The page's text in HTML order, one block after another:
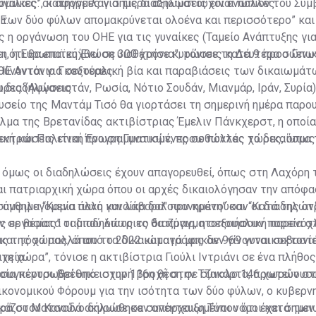
οι αφορμές για τις διαδηλώσεις είναι πολλές.
κατήγγειλαν σήμερα αξιωματούχοι ενώπιον του
δύο φύλων απομακρύνεται ολοένα και περισσότερο” και
οργάνωση του ΟΗΕ για τις γυναίκες (Ταμείο Ανάπτυξης για
ότι θα επιτευχθεί σε 300 χρόνια”, τόνισε τη Δευτέρα ο
Αντόνιο Γκουτέρες.
η Ευρωπαϊκή Ένωση υιοθέτησε κυρώσεις κατά 9
για σεξουαλική βία και παραβιάσεις των
(Αφγανιστάν, Ρωσία, Νότιο Σουδάν, Μιανμάρ, Ιράν, Συρία).
διαδηλώσεις
της Μαντάμ Τισό θα γιορτάσει τη σημερινή ημέρα
της Βρετανίδας ακτιβίστριας Έμελιν Πάνκχερστ, η
και Πολιτική Ένωση Γυναικών, προωθώντας το
είναι προγραμματισμένες σε πολλές χώρες,
οι διαδηλώσεις έχουν απαγορευθεί, όπως στη Λαχόρη
πατριαρχική χώρα όπου οι αρχές δικαιολόγησαν την
αμφιλεγόμενα πανό και λάβαρα" που κρατούσαν οι
σε θέματα ταμπού όπως το διαζύγιο, η σεξουαλική
“Καμία άλλη γυναίκα δολοφονημένη” και “Κατά της
εργασίας” οι διαδηλώτριες θα πραγματοποιήσουν πορεία
της χώρας, όπου το 2022 καταγράφηκαν 969
και τόσα πολλά από τα δικαιώματά μας δεν γίνονται
χώρα”, τόνισε η ακτιβίστρια Γιούλι Ιντριάνι σε ένα
συγκεντρωθεί υπό ισχυρή βροχή στην Τζακάρτα,
πέρυσι βρέθηκε στην 116η θέση σε σύνολο 146 χωρών
Φόρουμ για την ισότητα των δύο φύλων, ο
Ματσούνο δήλωσε σε συνέντευξη Τύπου ότι έχει
στον Καναδά ακυρώθηκαν απαρχαιωμένοι νόμοι κατά